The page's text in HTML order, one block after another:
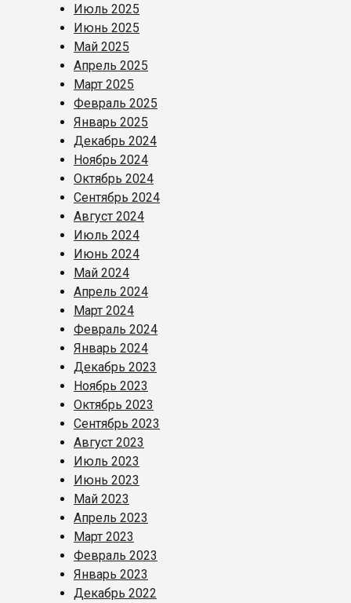
Июль 2025
Июнь 2025
Май 2025
Апрель 2025
Март 2025
Февраль 2025
Январь 2025
Декабрь 2024
Ноябрь 2024
Октябрь 2024
Сентябрь 2024
Август 2024
Июль 2024
Июнь 2024
Май 2024
Апрель 2024
Март 2024
Февраль 2024
Январь 2024
Декабрь 2023
Ноябрь 2023
Октябрь 2023
Сентябрь 2023
Август 2023
Июль 2023
Июнь 2023
Май 2023
Апрель 2023
Март 2023
Февраль 2023
Январь 2023
Декабрь 2022